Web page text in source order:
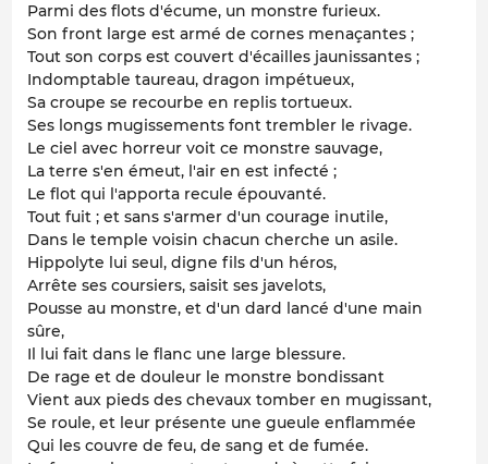
Parmi des flots d'écume, un monstre furieux.
Son front large est armé de cornes menaçantes ;
Tout son corps est couvert d'écailles jaunissantes ;
Indomptable taureau, dragon impétueux,
Sa croupe se recourbe en replis tortueux.
Ses longs mugissements font trembler le rivage.
Le ciel avec horreur voit ce monstre sauvage,
La terre s'en émeut, l'air en est infecté ;
Le flot qui l'apporta recule épouvanté.
Tout fuit ; et sans s'armer d'un courage inutile,
Dans le temple voisin chacun cherche un asile.
Hippolyte lui seul, digne fils d'un héros,
Arrête ses coursiers, saisit ses javelots,
Pousse au monstre, et d'un dard lancé d'une main
sûre,
Il lui fait dans le flanc une large blessure.
De rage et de douleur le monstre bondissant
Vient aux pieds des chevaux tomber en mugissant,
Se roule, et leur présente une gueule enflammée
Qui les couvre de feu, de sang et de fumée.